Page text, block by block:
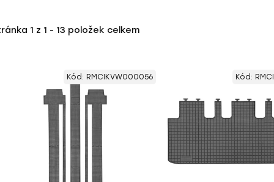
1 z 1 - 13 položek celkem
Kód: RMCIKVW000056 Kód: